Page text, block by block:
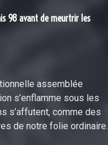
98 avant de meurtrir les
assemblée
s’enflamme sous les
s’affutent, comme des
de notre folie ordinaire.